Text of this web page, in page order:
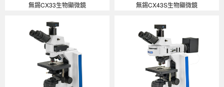
無錫CX33生物顯微鏡 無錫CX43S生物顯微鏡